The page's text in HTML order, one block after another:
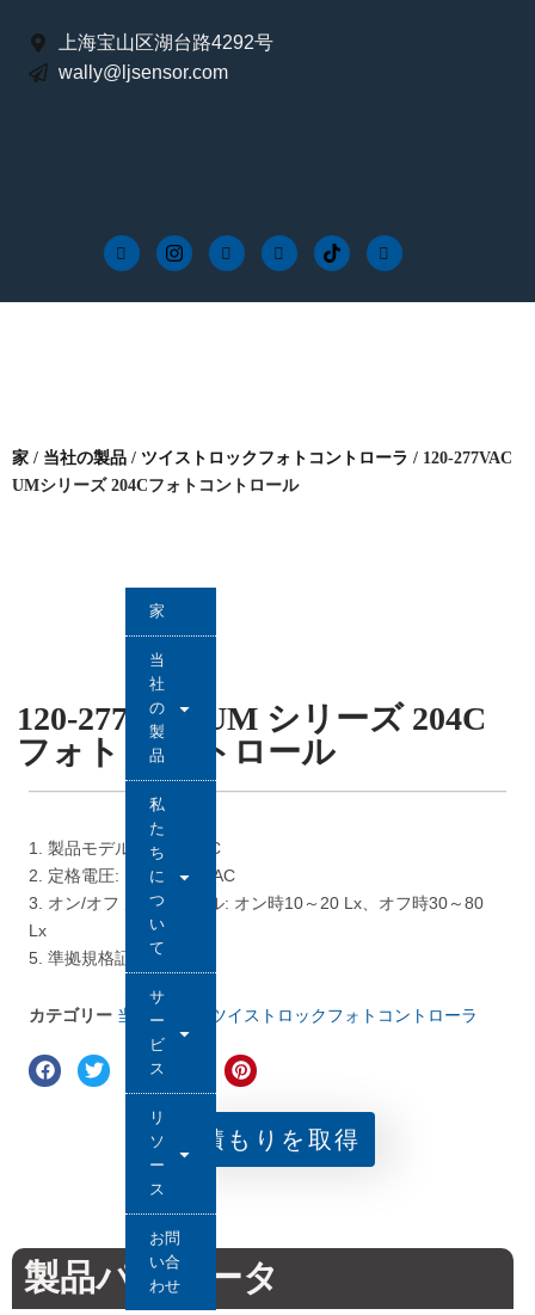
上海宝山区湖台路4292号
wally@ljsensor.com
家
当
社
の
製
品
私
た
ち
に
つ
い
て
サ
ー
ビ
ス
リ
ソ
ー
ス
お問
い合
わせ
家 / 当社の製品 / ツイストロックフォトコントローラ / 120-277VAC
UMシリーズ 204Cフォトコントロール
120-277VAC UM シリーズ 204C
フォト コントロール
1. 製品モデル：UM-204C
2. 定格電圧: 120～277 VAC
3. オン/オフ ルクスレベル: オン時10～20 Lx、オフ時30～80
Lx
5. 準拠規格証明書: なし
カテゴリー 当社の製品 ツイストロックフォトコントローラ
見積もりを取得
製品パラメータ